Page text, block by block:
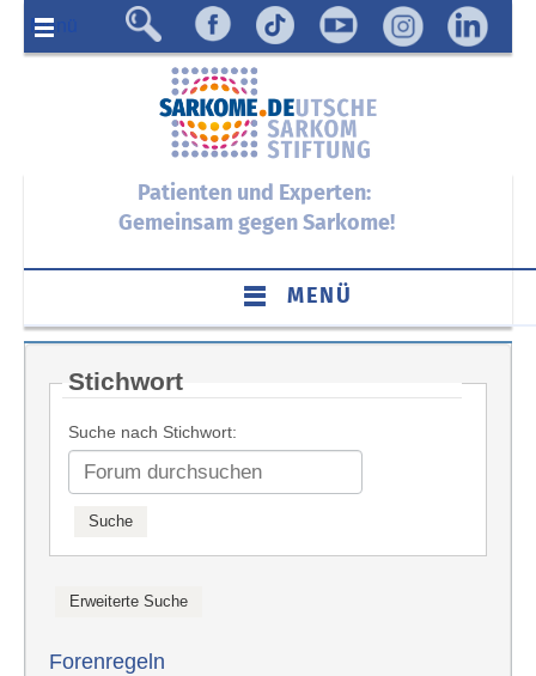
Menü
Patienten und Experten:
Gemeinsam gegen Sarkome!
MENÜ
Stichwort
Suche nach Stichwort:
Forenregeln